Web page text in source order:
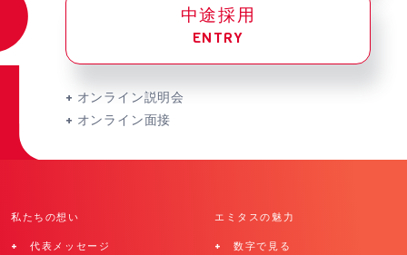
中途採用
ENTRY
+ オンライン説明会
+ オンライン面接
私たちの想い
+ 代表メッセージ
エミタスの魅力
+ 数字で見る